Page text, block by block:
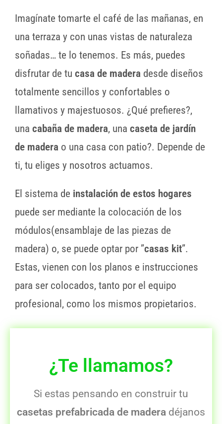
Imagínate tomarte el café de las mañanas, en
una terraza y con unas vistas de naturaleza
soñadas… te lo tenemos. Es más, puedes
disfrutar de tu casa de madera desde diseños
totalmente sencillos y confortables o
llamativos y majestuosos. ¿Qué prefieres?,
una cabaña de madera, una caseta de jardín
de madera o una casa con patio?. Depende de
ti, tu eliges y nosotros actuamos.
El sistema de instalación de estos hogares
puede ser mediante la colocación de los
módulos(ensamblaje de las piezas de
madera) o, se puede optar por ”casas kit”.
Estas, vienen con los planos e instrucciones
para ser colocados, tanto por el equipo
profesional, como los mismos propietarios.
¿Te llamamos?
Si estas pensando en construir tu
casetas prefabricada de madera déjanos